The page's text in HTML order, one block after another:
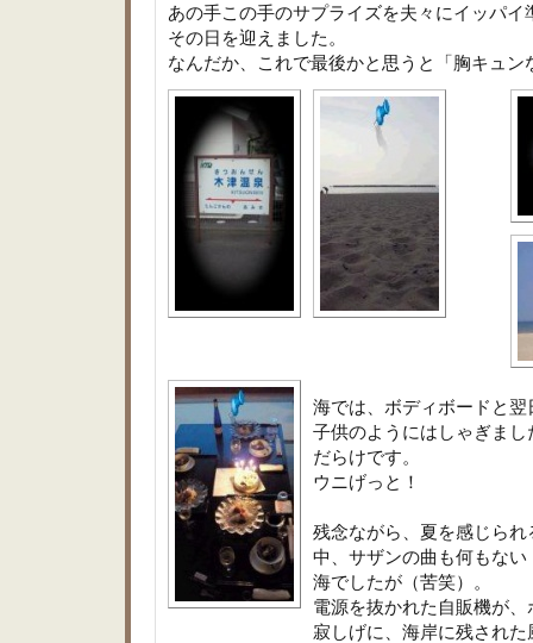
あの手この手のサプライズを夫々にイッパイ
その日を迎えました。
なんだか、これで最後かと思うと「胸キュン
海では、ボディボードと翌
子供のようにはしゃぎま
だらけです。
ウニげっと！
残念ながら、夏を感じら
中、サザンの曲も何もない
海でしたが（苦笑）。
電源を抜かれた自販機が
寂しげに、海岸に残され